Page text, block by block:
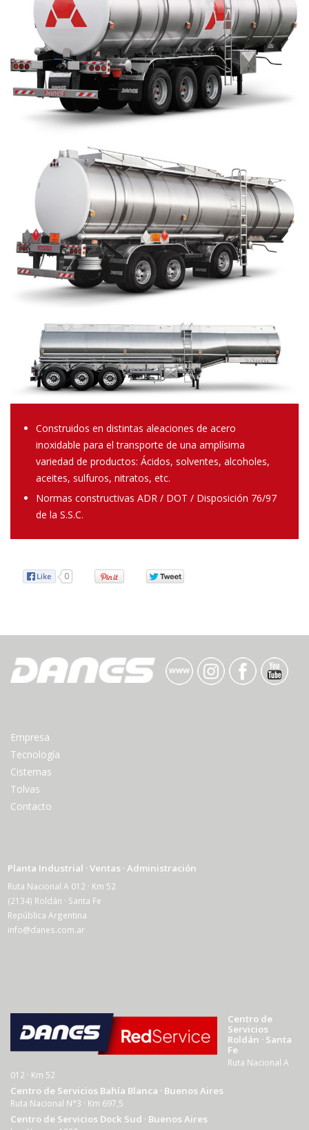
Construidos en distintas aleaciones de acero
inoxidable para el transporte de una amplísima
variedad de productos: Ácidos, solventes, alcoholes,
aceites, sulfuros, nitratos, etc.
Normas constructivas ADR / DOT / Disposición 76/97
de la S.S.C.
0
Empresa
Tecnología
Cisternas
Tolvas
Contacto
Planta Industrial · Ventas · Administración
Ruta Nacional A 012 · Km 52
(2134) Roldán · Santa Fe
República Argentina
info@danes.com.ar
Centro de
Servicios
Roldán · Santa
Fe
Ruta Nacional A
012 · Km 52
Centro de Servicios Bahía Blanca · Buenos Aires
Ruta Nacional N°3 · Km 697,5
Centro de Servicios Dock Sud · Buenos Aires